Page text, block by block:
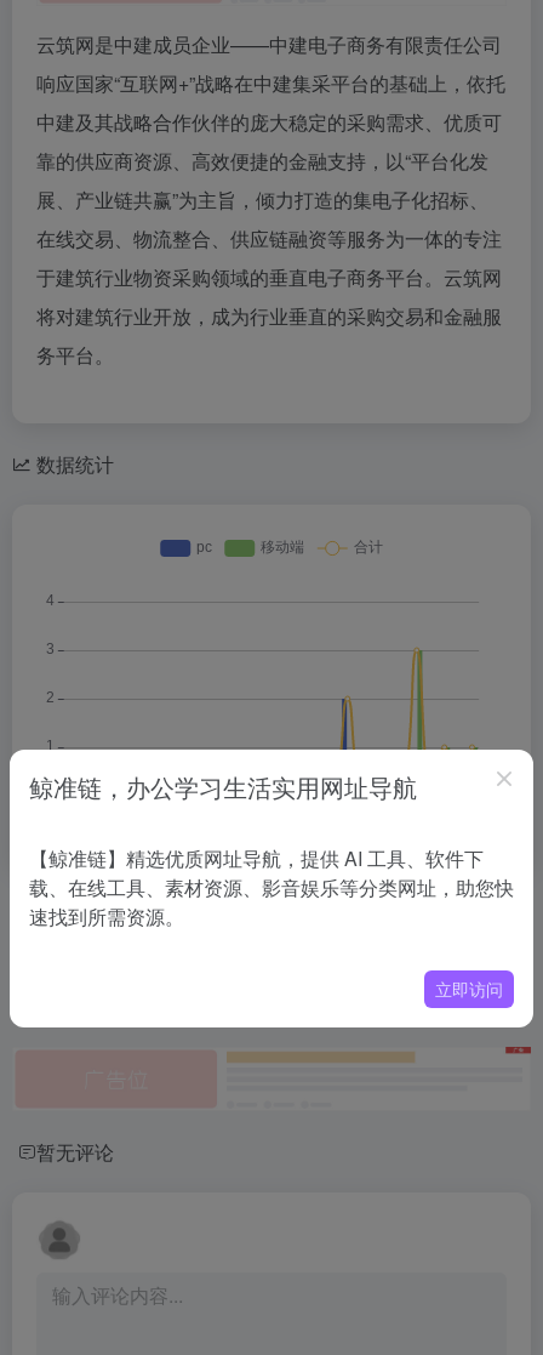
云筑网是中建成员企业——中建电子商务有限责任公司
响应国家“互联网+”战略在中建集采平台的基础上，依托
中建及其战略合作伙伴的庞大稳定的采购需求、优质可
靠的供应商资源、高效便捷的金融支持，以“平台化发
展、产业链共赢”为主旨，倾力打造的集电子化招标、
在线交易、物流整合、供应链融资等服务为一体的专注
于建筑行业物资采购领域的垂直电子商务平台。云筑网
将对建筑行业开放，成为行业垂直的采购交易和金融服
务平台。
数据统计
相关导航
暂无评论
鲸准链，办公学习生活实用网址导航
【鲸准链】精选优质网址导航，提供 AI 工具、软件下
载、在线工具、素材资源、影音娱乐等分类网址，助您快
速找到所需资源。
立即访问